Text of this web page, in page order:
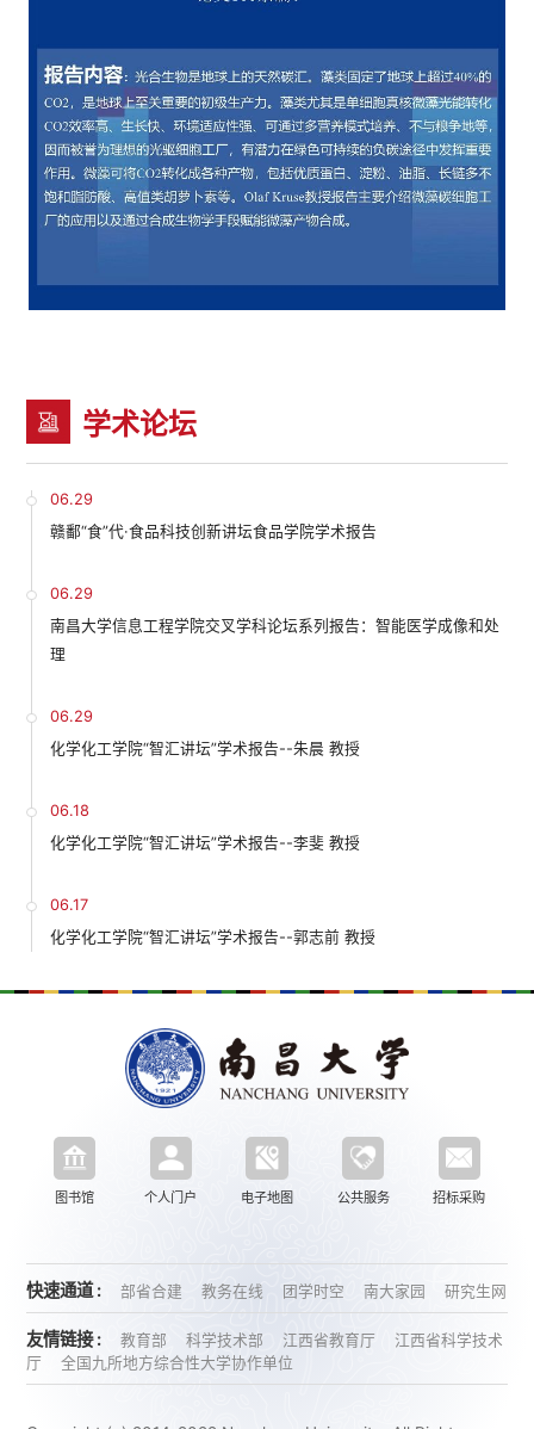
学术论坛
06.29
赣鄱“食”代·食品科技创新讲坛食品学院学术报告
06.29
南昌大学信息工程学院交叉学科论坛系列报告：智能医学成像和处
理
06.29
化学化工学院“智汇讲坛”学术报告--朱晨 教授
06.18
化学化工学院“智汇讲坛”学术报告--李斐 教授
06.17
化学化工学院“智汇讲坛”学术报告--郭志前 教授
图书馆 个人门户 电子地图 公共服务 招标采购
快速通道 : 部省合建 教务在线 团学时空 南大家园 研究生网
友情链接 : 教育部 科学技术部 江西省教育厅
江西省科学技术
厅
全国九所地方综合性大学协作单位